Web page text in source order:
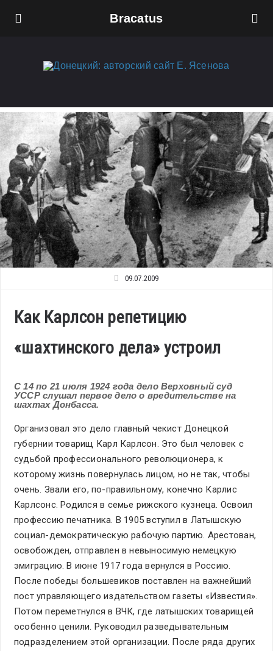
Bracatus
09.07.2009
Как Карлсон репетицию
«шахтинского дела» устроил
С 14 по 21 июля 1924 года дело Верховный суд
УССР слушал первое дело о вредительстве на
шахтах Донбасса.
Организовал это дело главный чекист Донецкой
губернии товарищ Карл Карлсон. Это был человек с
судьбой профессионального революционера, к
которому жизнь повернулась лицом, но не так, чтобы
очень. Звали его, по-правильному, конечно Карлис
Карлсонс. Родился в семье рижского кузнеца. Освоил
профессию печатника. В 1905 вступил в Латышскую
социал-демократическую рабочую партию. Арестован,
освобожден, отправлен в невыносимую немецкую
эмиграцию. В июне 1917 года вернулся в Россию.
После победы большевиков поставлен на важнейший
пост управляющего издательством газеты «Известия».
Потом переметнулся в ВЧК, где латышских товарищей
особенно ценили. Руководил разведывательным
подразделением этой организации. После ряда других